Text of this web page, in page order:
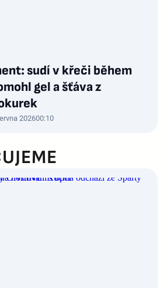
sudí v křeči během
gel a šťáva z
202600:10